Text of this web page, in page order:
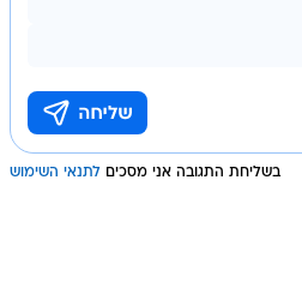
בשליחת התגובה אני מסכים לתנאי השימוש